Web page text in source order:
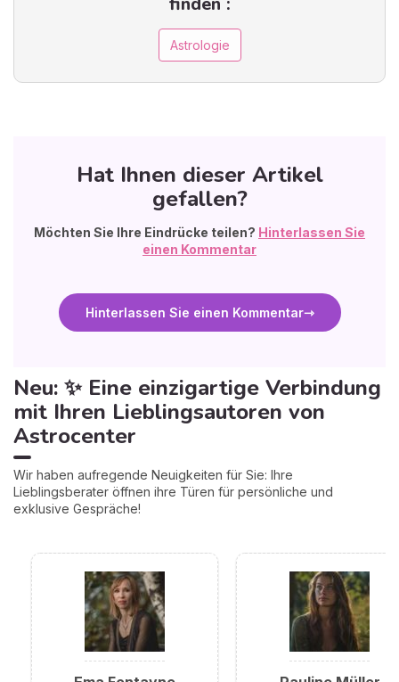
Astrologie
Hat Ihnen dieser Artikel
gefallen?
Möchten Sie Ihre Eindrücke teilen? Hinterlassen Sie
einen Kommentar
Hinterlassen Sie einen Kommentar
Neu: ✨ Eine einzigartige Verbindung
mit Ihren Lieblingsautoren von
Astrocenter
Wir haben aufregende Neuigkeiten für Sie: Ihre
Lieblingsberater öffnen ihre Türen für persönliche und
exklusive Gespräche!